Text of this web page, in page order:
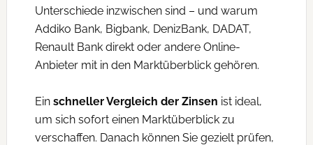
Unterschiede inzwischen sind – und warum
Addiko Bank, Bigbank, DenizBank, DADAT,
Renault Bank direkt oder andere Online-
Anbieter mit in den Marktüberblick gehören.
Ein schneller Vergleich der Zinsen ist ideal,
um sich sofort einen Marktüberblick zu
verschaffen. Danach können Sie gezielt prüfen,